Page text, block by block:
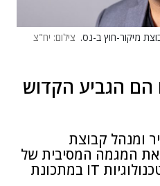
מיקור-חוץ ב-נס. צילום: יח"צ
הם הגביע הקדוש
ומנהל קבוצת
את המגמה המסיבית של
מעבר ארגונים למימוש טכנולוגיות IT במתכונת